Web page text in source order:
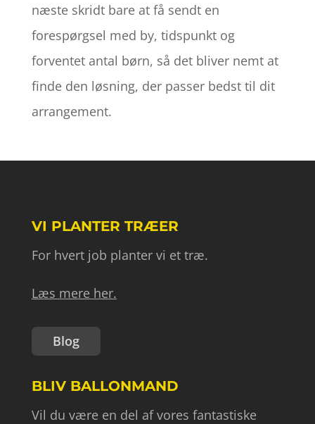
næste skridt bare at få sendt en
forespørgsel med by, tidspunkt og
forventet antal børn, så det bliver nemt at
finde den løsning, der passer bedst til dit
arrangement.
VI PLANTER TRÆER
For hvert job planter vi et træ.
Læs mere her.
Blog
BLIV BALLONMAND
Vil du være en del af vores fantastiske